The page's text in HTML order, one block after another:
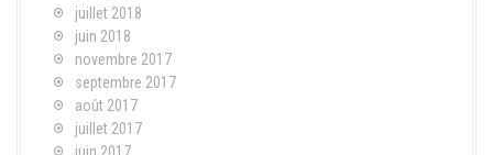
juillet 2018
juin 2018
novembre 2017
septembre 2017
août 2017
juillet 2017